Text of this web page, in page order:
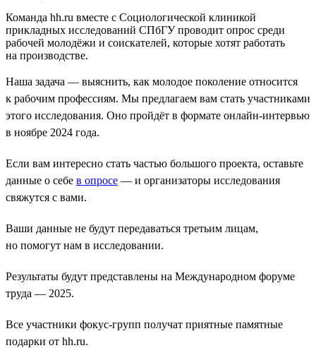
Команда hh.ru вместе с Социологической клиникой
прикладных исследований СПбГУ проводит опрос среди
рабочей молодёжи и соискателей, которые хотят работать
на производстве.
Наша задача — выяснить, как молодое поколение относится
к рабочим профессиям. Мы предлагаем вам стать участниками
этого исследования. Оно пройдёт в формате онлайн-интервью
в ноябре 2024 года.
Если вам интересно стать частью большого проекта, оставьте
данные о себе в опросе — и организаторы исследования
свяжутся с вами.
Ваши данные не будут передаваться третьим лицам,
но помогут нам в исследовании.
Результаты будут представлены на Международном форуме
труда — 2025.
Все участники фокус-групп получат приятные памятные
подарки от hh.ru.